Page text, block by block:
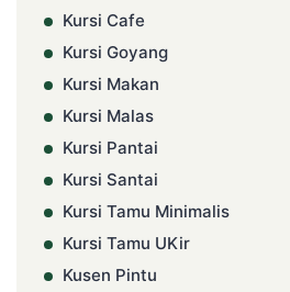
Kursi Cafe
Kursi Goyang
Kursi Makan
Kursi Malas
Kursi Pantai
Kursi Santai
Kursi Tamu Minimalis
Kursi Tamu UKir
Kusen Pintu